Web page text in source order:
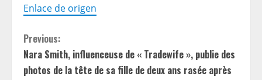
Enlace de origen
C
o
Previous:
Nara Smith, influenceuse de « Tradewife », publie des
photos de la tête de sa fille de deux ans rasée après